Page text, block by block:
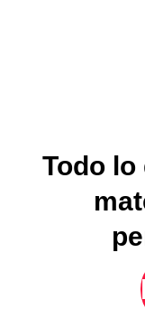
Todo lo